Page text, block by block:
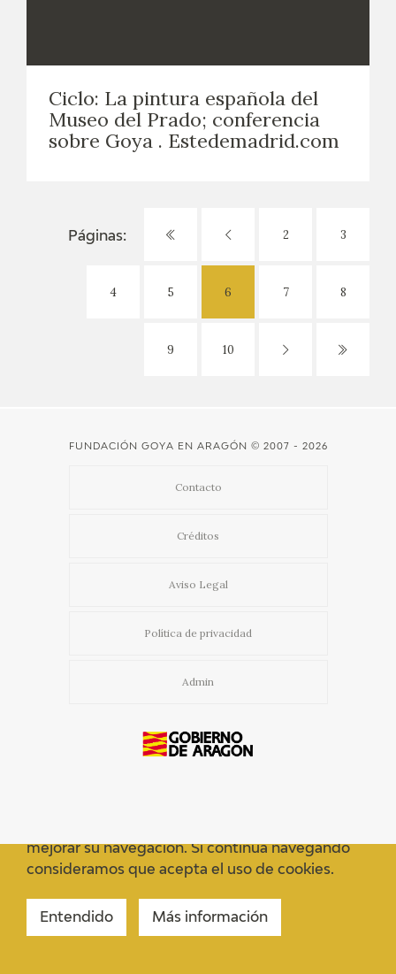
Ciclo: La pintura española del
Museo del Prado; conferencia
sobre Goya . Estedemadrid.com
Páginas: 2 3
4 5 6 7 8
9 10
FUNDACIÓN GOYA EN ARAGÓN © 2007 - 2026
Contacto
Créditos
Aviso Legal
Política de privacidad
Admin
mejorar su navegación. Si continua navegando
consideramos que acepta el uso de cookies.
Entendido Más información